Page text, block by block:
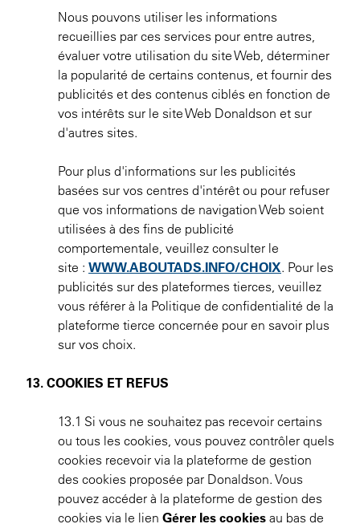
Nous pouvons utiliser les informations
recueillies par ces services pour entre autres,
évaluer votre utilisation du site Web, déterminer
la popularité de certains contenus, et fournir des
publicités et des contenus ciblés en fonction de
vos intérêts sur le site Web Donaldson et sur
d'autres sites.
Pour plus d'informations sur les publicités
basées sur vos centres d'intérêt ou pour refuser
que vos informations de navigation Web soient
utilisées à des fins de publicité
comportementale, veuillez consulter le
site : WWW.ABOUTADS.INFO/CHOIX. Pour les
publicités sur des plateformes tierces, veuillez
vous référer à la Politique de confidentialité de la
plateforme tierce concernée pour en savoir plus
sur vos choix.
13. COOKIES ET REFUS
13.1 Si vous ne souhaitez pas recevoir certains
ou tous les cookies, vous pouvez contrôler quels
cookies recevoir via la plateforme de gestion
des cookies proposée par Donaldson. Vous
pouvez accéder à la plateforme de gestion des
cookies via le lien Gérer les cookies au bas de